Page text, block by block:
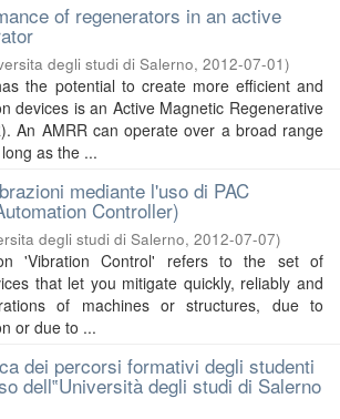
of regenerators in an active
degli studi di Salerno, 2012-07-01)
the potential to create more efficient and
devices is an Active Magnetic Regenerative
An AMRR can operate over a broad range
as the ...
mediante l'uso di PAC
Controller)
degli studi di Salerno, 2012-07-07)
'Vibration Control' refers to the set of
that let you mitigate quickly, reliably and
of machines or structures, due to
or due to ...
dei percorsi formativi degli studenti
dell‟Università degli studi di Salerno